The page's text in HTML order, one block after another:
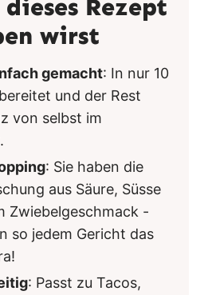
Rezept
wirst
gemacht: In nur 10
und der Rest
von selbst im
: Sie haben die
aus Säure, Süsse
Zwiebelgeschmack -
so jedem Gericht das
: Passt zu Tacos,